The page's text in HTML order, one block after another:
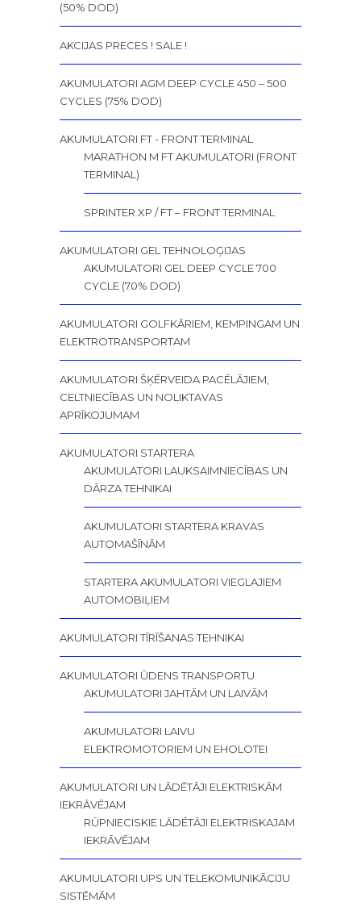
(50% DOD)
AKCIJAS PRECES ! SALE !
AKUMULATORI AGM DEEP CYCLE 450 – 500
CYCLES (75% DOD)
AKUMULATORI FT - FRONT TERMINAL
MARATHON M FT AKUMULATORI (FRONT
TERMINAL)
SPRINTER XP / FT – FRONT TERMINAL
AKUMULATORI GEL TEHNOLOĢIJAS
AKUMULATORI GEL DEEP CYCLE 700
CYCLE (70% DOD)
AKUMULATORI GOLFKĀRIEM, KEMPINGAM UN
ELEKTROTRANSPORTAM
AKUMULATORI ŠĶĒRVEIDA PACĒLĀJIEM,
CELTNIECĪBAS UN NOLIKTAVAS
APRĪKOJUMAM
AKUMULATORI STARTERA
AKUMULATORI LAUKSAIMNIECĪBAS UN
DĀRZA TEHNIKAI
AKUMULATORI STARTERA KRAVAS
AUTOMAŠĪNĀM
STARTERA AKUMULATORI VIEGLAJIEM
AUTOMOBIĻIEM
AKUMULATORI TĪRĪŠANAS TEHNIKAI
AKUMULATORI ŪDENS TRANSPORTU
AKUMULATORI JAHTĀM UN LAIVĀM
AKUMULATORI LAIVU
ELEKTROMOTORIEM UN EHOLOTEI
AKUMULATORI UN LĀDĒTĀJI ELEKTRISKĀM
IEKRĀVĒJAM
RŪPNIECISKIE LĀDĒTĀJI ELEKTRISKAJAM
IEKRĀVĒJAM
AKUMULATORI UPS UN TELEKOMUNIKĀCIJU
SISTĒMĀM